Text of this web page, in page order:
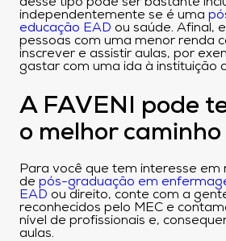
independentemente se é uma
educação EAD ou saúde. Afinal,
pessoas com uma menor renda
inscrever e assistir aulas, por
gastar com uma ida à instituição
A FAVENI pode
o melhor caminho
Para você que tem interesse em
de pós-graduação em
EAD ou direito, conte com a
reconhecidos pelo MEC e
nível de profissionais e,
aulas.